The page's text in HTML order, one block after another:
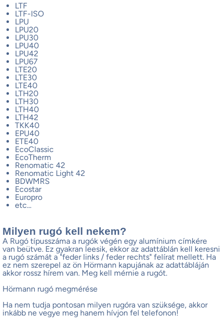
LTF
LTF-ISO
LPU
LPU20
LPU30
LPU40
LPU42
LPU67
LTE20
LTE30
LTE40
LTH20
LTH30
LTH40
LTH42
TKK40
EPU40
ETE40
EcoClassic
EcoTherm
Renomatic 42
Renomatic Light 42
BDWMRS
Ecostar
Europro
etc...
Milyen rugó kell nekem?
A Rugó típusszáma a rugók végén egy alumínium címkére
van beütve. Ez gyakran leesik, ekkor az adattáblán kell keresni
a rugó számát a "feder links / feder rechts" felírat mellett. Ha
ez nem szerepel az ön Hörmann kapujának az adattábláján
akkor rossz hírem van. Meg kell mérnie a rugót.
Hörmann rugó megmérése
Ha nem tudja pontosan milyen rugóra van szüksége, akkor
inkább ne vegye meg hanem hívjon fel telefonon!